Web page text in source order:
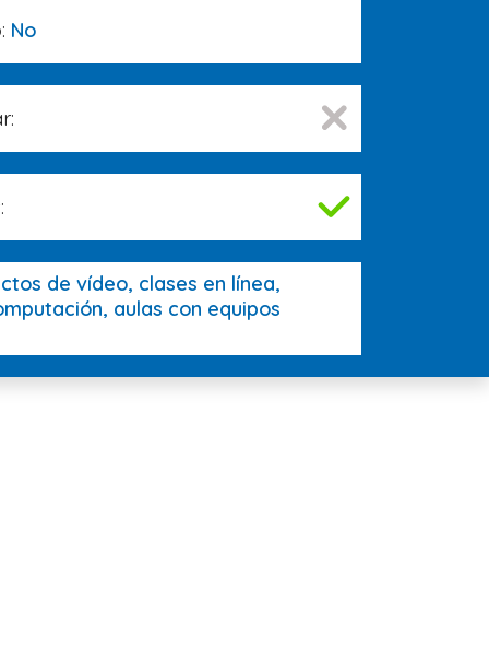
No
de vídeo, clases en línea,
aulas con equipos